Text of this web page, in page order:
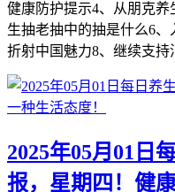
健康防护提示4、从朋克养
生抽老抽中的抽是什么6
折射中国魅力8、继续支
2025年05月01日
报，星期四！健